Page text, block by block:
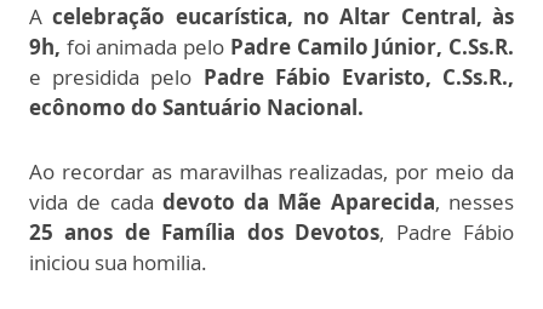
Acelebração eucarística, no Altar Central, às
9h, foi animada pelo Padre Camilo Júnior, C.Ss.R.
e presidida pelo Padre Fábio Evaristo, C.Ss.R.,
ecônomo do Santuário Nacional.
Ao recordar as maravilhas realizadas, por meio da
vida de cada devoto da Mãe Aparecida, nesses
25 anos de Família dos Devotos, Padre Fábio
iniciou sua homilia.